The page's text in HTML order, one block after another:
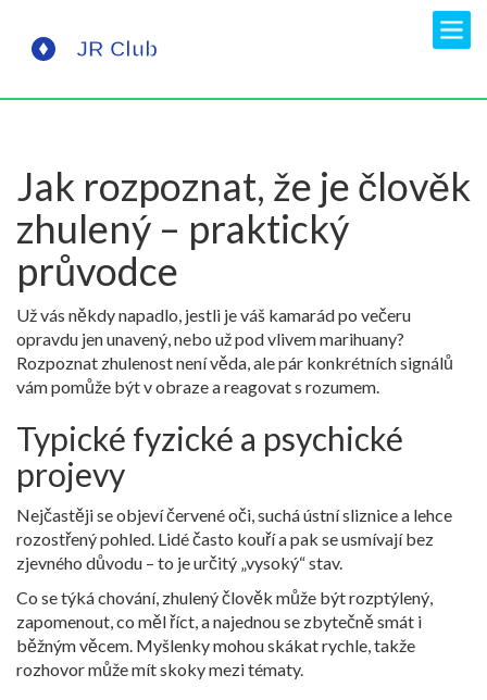
Jak rozpoznat, že je člověk
zhulený – praktický
průvodce
Už vás někdy napadlo, jestli je váš kamarád po večeru
opravdu jen unavený, nebo už pod vlivem marihuany?
Rozpoznat zhulenost není věda, ale pár konkrétních signálů
vám pomůže být v obraze a reagovat s rozumem.
Typické fyzické a psychické
projevy
Nejčastěji se objeví červené oči, suchá ústní sliznice a lehce
rozostřený pohled. Lidé často kouří a pak se usmívají bez
zjevného důvodu – to je určitý „vysoký“ stav.
Co se týká chování, zhulený člověk může být rozptýlený,
zapomenout, co měl říct, a najednou se zbytečně smát i
běžným věcem. Myšlenky mohou skákat rychle, takže
rozhovor může mít skoky mezi tématy.